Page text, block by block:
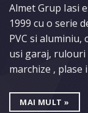
Almet Grup Iasi
1999 cu o serie
PVC si
usi garaj,
marchize , plase
MAI MULT »